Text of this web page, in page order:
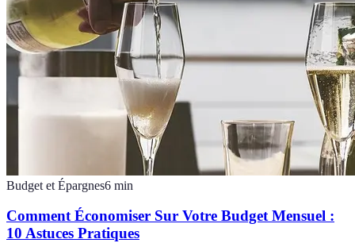
Budget et Épargnes6 min
Comment Économiser Sur Votre Budget Mensuel :
10 Astuces Pratiques